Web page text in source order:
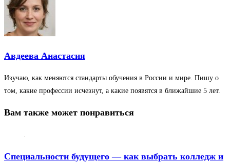
Авдеева Анастасия
Изучаю, как меняются стандарты обучения в России и мире. Пишу о
том, какие профессии исчезнут, а какие появятся в ближайшие 5 лет.
Вам также может понравиться
Специальности будущего — как выбрать колледж и